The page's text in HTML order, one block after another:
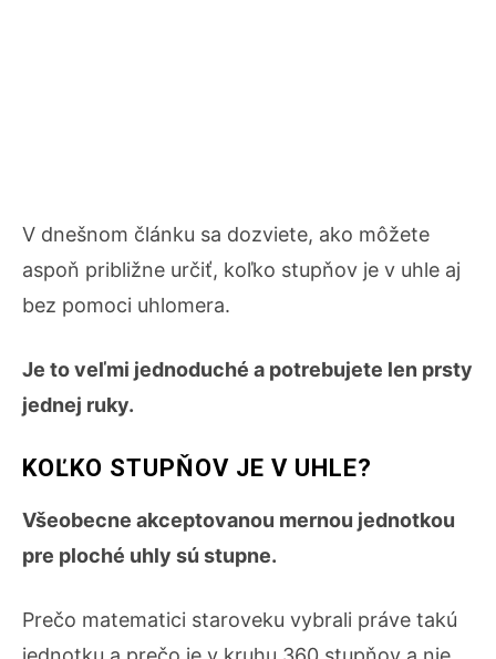
V dnešnom článku sa dozviete, ako môžete
aspoň približne určiť, koľko stupňov je v uhle aj
bez pomoci uhlomera.
Je to veľmi jednoduché a potrebujete len prsty
jednej ruky.
KOĽKO STUPŇOV JE V UHLE?
Všeobecne akceptovanou mernou jednotkou
pre ploché uhly sú stupne.
Prečo matematici staroveku vybrali práve takú